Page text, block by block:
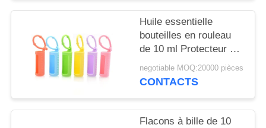
SITE
PRIVACY
pour flacon
Huile essentielle
bouteilles en rouleau
de 10 ml Protecteur à
manches en silicone
coloré Pour les
negotiable MOQ:20000 pièces
CONTACTS
Flacons à bille de 10